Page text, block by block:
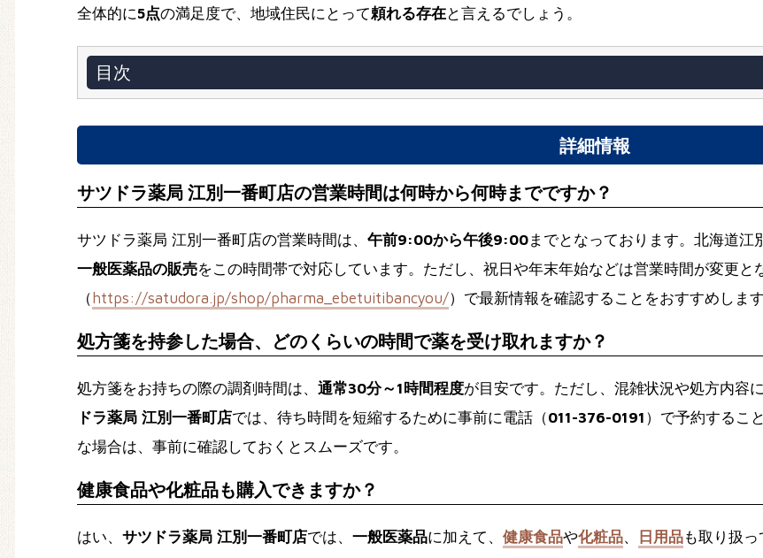
全体的に5点の満足度で、地域住民にとって頼れる存在と言えるでしょう。
目次
詳細情報
サツドラ薬局 江別一番町店の営業時間は何時から何時までですか？
サツドラ薬局 江別一番町店の営業時間は、 午前9:00から午後9:00までとなっております。北海道江
一般医薬品の販売をこの時間帯で対応しています。ただし、祝日や年末年始などは営業時間が変更と
（https://satudora.jp/shop/pharma_ebetuitibancyou/）で最新情報を確認することをおすすめします
処方箋を持参した場合、どのくらいの時間で薬を受け取れますか？
処方箋をお持ちの際の調剤時間は、 通常30分～1時間程度が目安です。ただし、混雑状況や処方内容
ドラ薬局 江別一番町店では、待ち時間を短縮するために事前に電話（011-376-0191 ）で予約するこ
な場合は、事前に確認しておくとスムーズです。
健康食品や化粧品も購入できますか？
はい、 サツドラ薬局 江別一番町店では、 一般医薬品に加えて、 健康食品や化粧品、 日用品も取り扱